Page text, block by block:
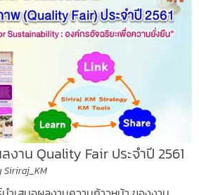
งาน Quality Fair ประจำปี 2561
Siriraj_KM